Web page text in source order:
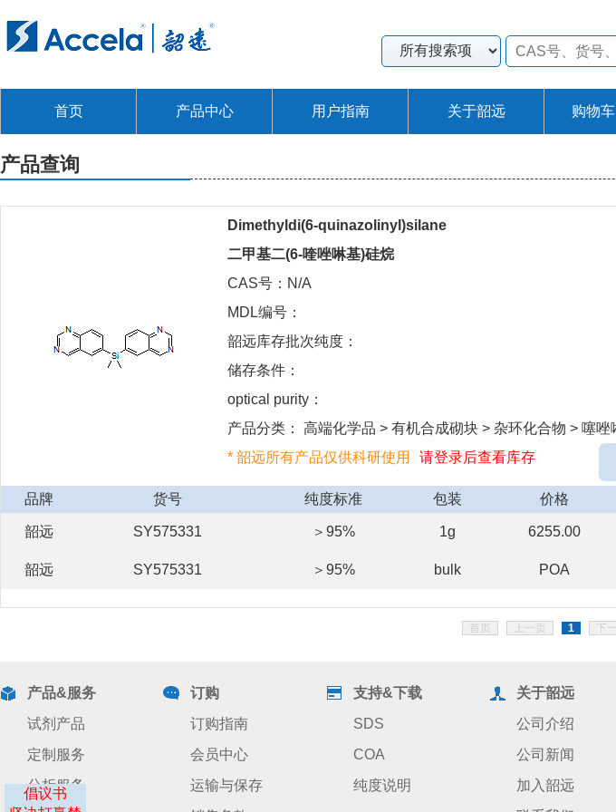
首页 产品中心 用户指南 关于韶远 购物
倡议书
产品查询
Dimethyldi(6-quinazolinyl)silane
二甲基二(6-喹唑啉基)硅烷
CAS号：N/A
MDL编号：
韶远库存批次纯度：
储存条件：
optical purity：
产品分类： 高端化学品 > 有机合成砌块 > 杂环化合物 > 噻
* 韶远所有产品仅供科研使用
请登录后查看库存
品牌 货号 纯度标准 包装 价格
韶远 SY575331 ＞95% 1g 6255.00
韶远 SY575331 ＞95% bulk POA
首页 上一页 1 下
产品&服务
试剂产品
定制服务
分析服务
订购
订购指南
会员中心
运输与保存
支持&下载
SDS
COA
纯度说明
关于韶远
公司介绍
公司新闻
加入韶远